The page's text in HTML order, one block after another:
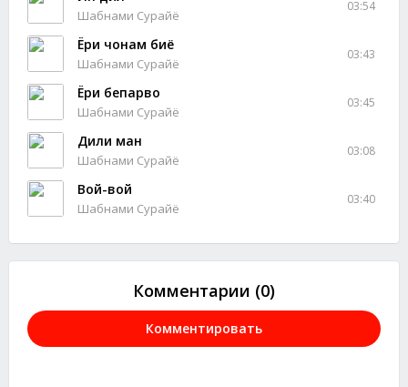
Шабнами Сурайё
03:54
Ёри чонам биё
Шабнами Сурайё
03:43
Ёри бепарво
Шабнами Сурайё
03:45
Дили ман
Шабнами Сурайё
03:08
Вой-вой
Шабнами Сурайё
03:40
Комментарии (0)
Комментировать